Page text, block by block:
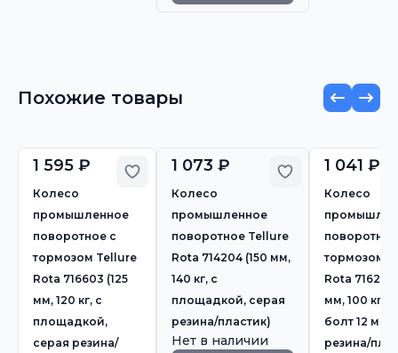
Похожие товары
Добавить в избранное
1 595 ₽
Колесо
промышленное
поворотное с
тормозом Tellure
Rota 716603 (125
мм, 120 кг, с
площадкой,
серая резина/
Добавить в
1 073 ₽
Колесо
промышленное
поворотное Tellure
Rota 714204 (150 мм,
140 кг, с
площадкой, серая
резина/пластик)
Нет в наличии
1 041 ₽
Колесо
тормозом
Rota 716202
мм, 100 кг,
болт 12 мм,
резина/